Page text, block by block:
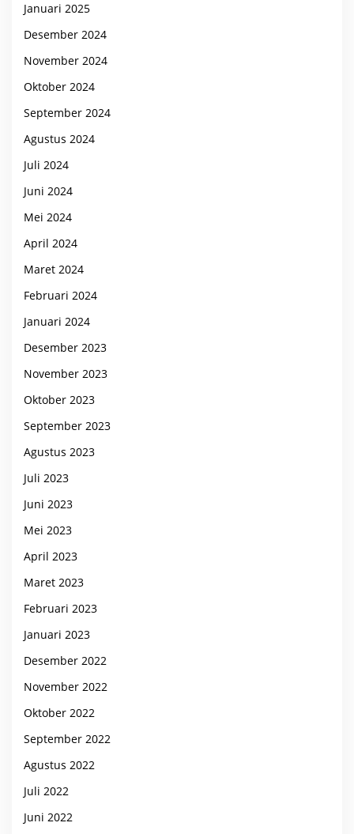
Januari 2025
Desember 2024
November 2024
Oktober 2024
September 2024
Agustus 2024
Juli 2024
Juni 2024
Mei 2024
April 2024
Maret 2024
Februari 2024
Januari 2024
Desember 2023
November 2023
Oktober 2023
September 2023
Agustus 2023
Juli 2023
Juni 2023
Mei 2023
April 2023
Maret 2023
Februari 2023
Januari 2023
Desember 2022
November 2022
Oktober 2022
September 2022
Agustus 2022
Juli 2022
Juni 2022